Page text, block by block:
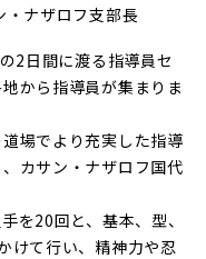
ナザロフ支部長
2日間に渡る指導員セ
から指導員が集まりま
場でより充実した指導
カサン・ナザロフ国代
を20回と、基本、型、
けて行い、精神力や忍